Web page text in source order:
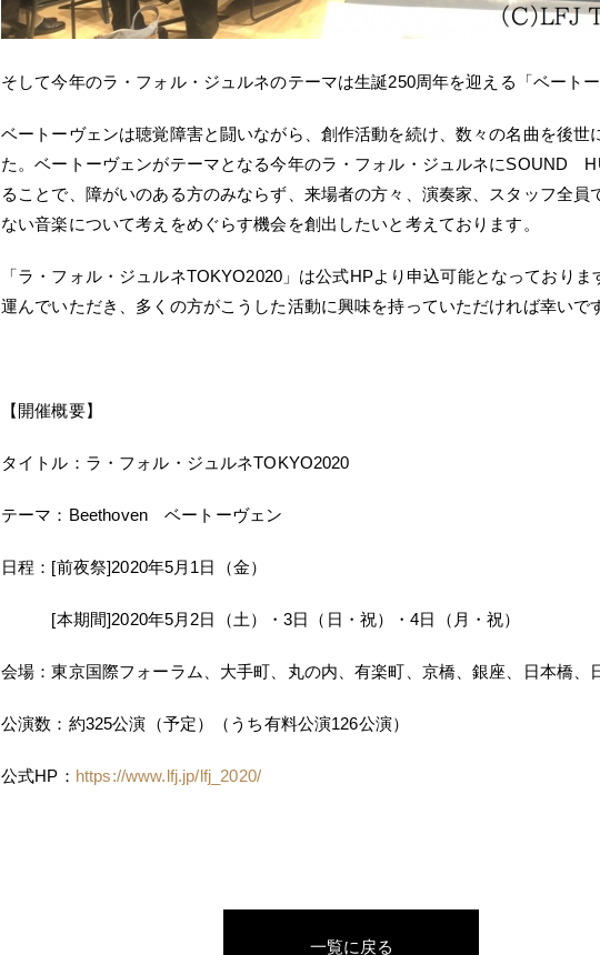
そして今年のラ・フォル・ジュルネのテーマは生誕250周年を迎える「ベート
ベートーヴェンは聴覚障害と闘いながら、創作活動を続け、数々の名曲を後世
た。ベートーヴェンがテーマとなる今年のラ・フォル・ジュルネにSOUND
ることで、障がいのある方のみならず、来場者の方々、演奏家、スタッフ全員
ない音楽について考えをめぐらす機会を創出したいと考えております。
「ラ・フォル・ジュルネTOKYO2020」は公式HPより申込可能となっておりま
運んでいただき、多くの方がこうした活動に興味を持っていただければ幸いで
【開催概要】
タイトル：ラ・フォル・ジュルネTOKYO2020
テーマ：Beethoven ベートーヴェン
日程：[前夜祭]2020年5月1日（金）
[本期間]2020年5月2日（土）・3日（日・祝）・4日（月・祝）
会場：東京国際フォーラム、大手町、丸の内、有楽町、京橋、銀座、日本橋、
公演数：約325公演（予定）（うち有料公演126公演）
公式HP： https://www.lfj.jp/lfj_2020/
一覧に戻る